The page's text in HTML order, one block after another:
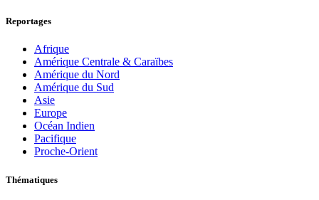
Reportages
Afrique
Amérique Centrale & Caraïbes
Amérique du Nord
Amérique du Sud
Asie
Europe
Océan Indien
Pacifique
Proche-Orient
Thématiques